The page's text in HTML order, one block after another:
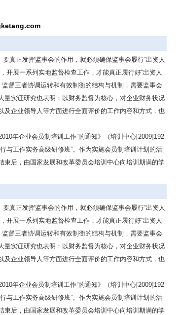
真正发挥监事会的作用，就必须确保监事会履行“出资人
开展一系列实地监督检查工作，才能真正履行好“出资人
督三者协调运转和有效制衡的结构与机制，需要监事会
实证研究也表明：以财务监督为核心，对企业财务状况
企业领导人等方面进行全面评价的工作内容和方式，也
年企业会员制培训工作”的通知》（培训中心[2009]192
与工作实务高级研修班”。作为实施会员制培训计划的活
后，由国家发展和改革委员会培训中心向培训期满的学
真正发挥监事会的作用，就必须确保监事会履行“出资人
开展一系列实地监督检查工作，才能真正履行好“出资人
督三者协调运转和有效制衡的结构与机制，需要监事会
实证研究也表明：以财务监督为核心，对企业财务状况
企业领导人等方面进行全面评价的工作内容和方式，也
年企业会员制培训工作”的通知》（培训中心[2009]192
与工作实务高级研修班”。作为实施会员制培训计划的活
后，由国家发展和改革委员会培训中心向培训期满的学